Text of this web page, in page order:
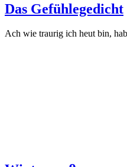
Das Gefühlegedicht
Ach wie traurig ich heut bin,